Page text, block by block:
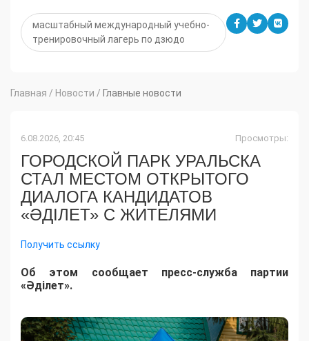
масштабный международный учебно-
тренировочный лагерь по дзюдо
Главная / Новости / Главные новости
6.08.2026, 20:45 Просмотры:
ГОРОДСКОЙ ПАРК УРАЛЬСКА
СТАЛ МЕСТОМ ОТКРЫТОГО
ДИАЛОГА КАНДИДАТОВ
«ӘДІЛЕТ» С ЖИТЕЛЯМИ
Получить ссылку
Об этом сообщает пресс-служба партии
«Әділет».